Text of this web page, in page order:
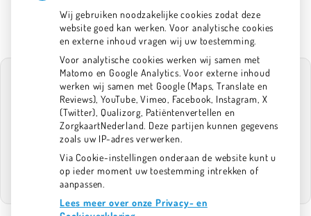
U heeft geen toestemming gegeven voor
externe inhoud
die nodig is om dit te
Cookie-instellingen wijzigen
Wij gebruiken noodzakelijke cookies zodat deze
website goed kan werken. Voor analytische cookies
en externe inhoud vragen wij uw toestemming.
Voor analytische cookies werken wij samen met
Matomo en Google Analytics. Voor externe inhoud
werken wij samen met Google (Maps, Translate en
Reviews), YouTube, Vimeo, Facebook, Instagram, X
(Twitter), Qualizorg, Patiëntenvertellen en
ZorgkaartNederland. Deze partijen kunnen gegevens
zoals uw IP-adres verwerken.
Via Cookie-instellingen onderaan de website kunt u
op ieder moment uw toestemming intrekken of
aanpassen.
Lees meer over onze Privacy- en